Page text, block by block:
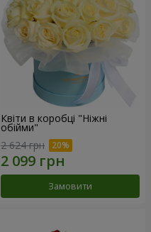
Квіти в коробці "Ніжні
обійми"
2 624 грн
Замовити